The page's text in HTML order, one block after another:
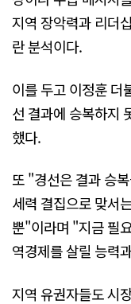
지역 장악력과 리더
란 분석이다.
이를 두고 이정훈 더
선 결과에 승복하지
했다.
또 "경선은 결과 승
세력 결집으로 맞서
뿐"이라며 "지금 필
역경제를 살릴 능력
지역 유권자들도 시